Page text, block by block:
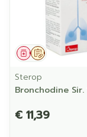
Op
Geneesmiddel
Sterop
Bronchodine Sir.
€ 11,39